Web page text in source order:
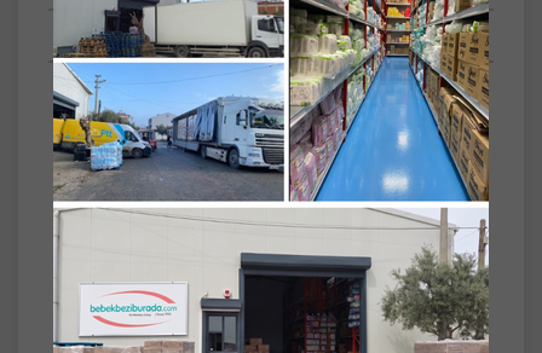
Anket
Set 4'lü
Özelliği
Beyaz ve Renkli
Çamaşırlar
Dalan Roxy Bio Clean Matik Sabun Tozu
800GR Lavanta Bahçesi (4 Lü Set) (104
Yıkama)